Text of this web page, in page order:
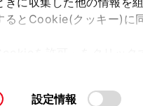
るとCookie(クッキー)に
ださい。設定情報
道 旭川
3つの買い方 オンラ